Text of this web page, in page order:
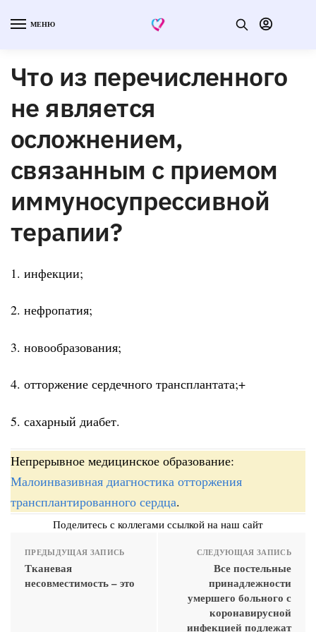
МЕНЮ
Что из перечисленного
не является
осложнением,
связанным с приемом
иммуносупрессивной
терапии?
1. инфекции;
2. нефропатия;
3. новообразования;
4. отторжение сердечного трансплантата;+
5. сахарный диабет.
Непрерывное медицинское образование:
Малоинвазивная диагностика отторжения
трансплантированного сердца.
Поделитесь с коллегами ссылкой на наш сайт
ПРЕДЫДУЩАЯ ЗАПИСЬ
Тканевая
несовместимость – это
СЛЕДУЮЩАЯ ЗАПИСЬ
Все постельные
принадлежности
умершего больного с
коронавирусной
инфекцией подлежат